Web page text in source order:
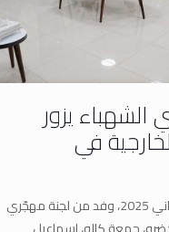
يزور
في
زار اليوم الاثنين، 24 تشرين الثاني 2025، وفد من لجنة مهجّري